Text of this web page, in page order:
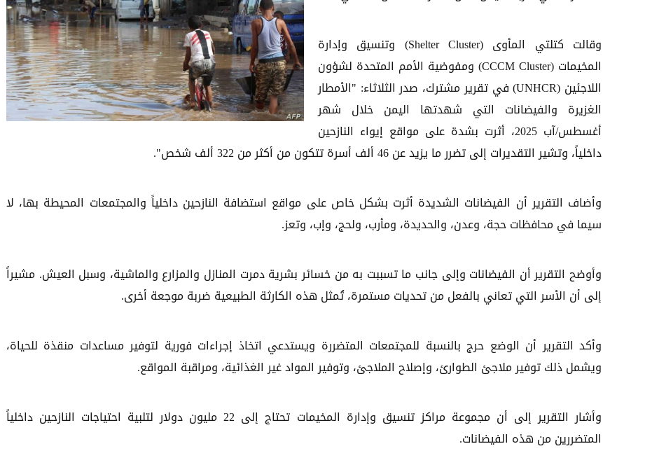
وقالت كتلتي المأوى (Shelter Cluster) وتنسيق وإدارة
المخيمات (CCCM Cluster) ومفوضية الأمم المتحدة لشؤون
اللاجئين (UNHCR) في تقرير مشترك، صدر الثلاثاء: "الأمطار
الغزيرة والفيضانات التي شهدتها اليمن خلال شهر
أغسطس/آب 2025، أثرت بشدة على مواقع إيواء النازحين
داخلياً، وتشير التقديرات إلى تضرر ما يزيد عن 46 ألف أسرة تتكون من أكثر من 322 ألف شخص".
وأضاف التقرير أن الفيضانات الشديدة أثرت بشكل خاص على مواقع استضافة النازحين داخلياً والمجتمعات المحيطة بها، لا
سيما في محافظات حجة، وعدن، والحديدة، ومأرب، ولحج، وإب، وتعز.
وأوضح التقرير أن الفيضانات وإلى جانب ما تسببت به من خسائر بشرية دمرت المنازل والمزارع والماشية، وسبل العيش. مشيراً
إلى أن الأسر التي تعاني بالفعل من تحديات مستمرة، تُمثل هذه الكارثة الطبيعية ضربة موجعة أخرى.
وأكد التقرير أن الوضع حرج بالنسبة للمجتمعات المتضررة ويستدعي اتخاذ إجراءات فورية لتوفير مساعدات منقذة للحياة،
ويشمل ذلك توفير ملاجئ الطوارئ، وإصلاح الملاجئ، وتوفير المواد غير الغذائية، ومراقبة المواقع.
وأشار التقرير إلى أن مجموعة مراكز تنسيق وإدارة المخيمات تحتاج إلى 22 مليون دولار لتلبية احتياجات النازحين داخلياً
المتضررين من هذه الفيضانات.